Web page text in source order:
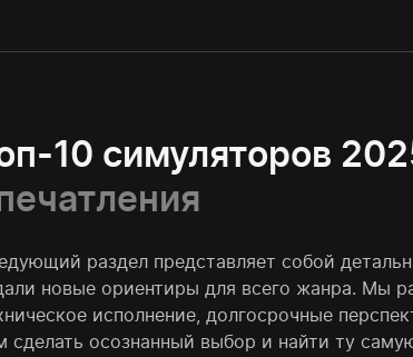
10 симуляторов
раздел представляет собой
новые ориентиры для всего жанра. Мы
исполнение, долгосрочные
сделать осознанный выбор и найти ту